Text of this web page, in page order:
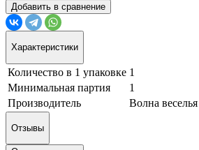
Добавить в сравнение
Характеристики
Количество в 1 упаковке 1
Минимальная партия
1
Производитель
Волна веселья
Отзывы